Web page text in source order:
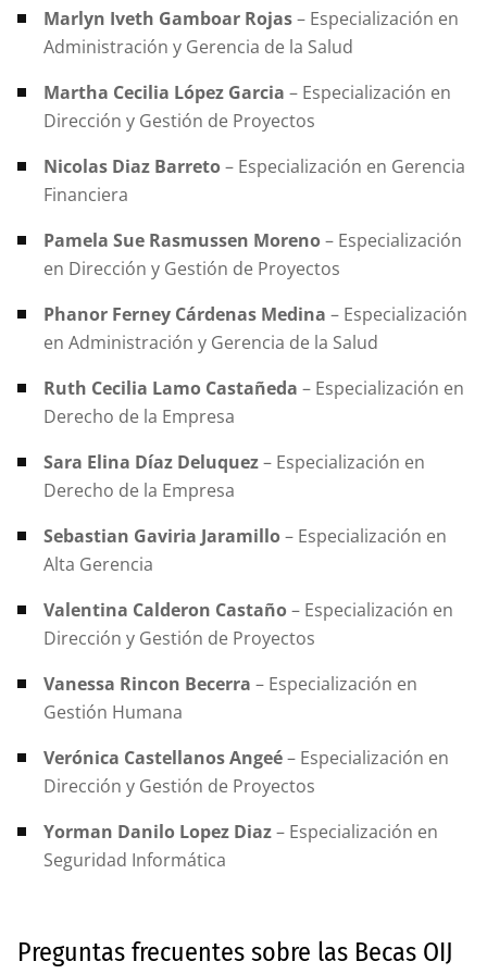
Marlyn Iveth Gamboar Rojas– Especialización en
Administración y Gerencia de la Salud
Martha Cecilia López Garcia – Especialización en
Dirección y Gestión de Proyectos
Nicolas Diaz Barreto– Especialización en Gerencia
Financiera
Pamela Sue Rasmussen Moreno– Especialización
en Dirección y Gestión de Proyectos
Phanor Ferney Cárdenas Medina – Especialización
en Administración y Gerencia de la Salud
Ruth Cecilia Lamo Castañeda – Especialización en
Derecho de la Empresa
Sara Elina Díaz Deluquez– Especialización en
Derecho de la Empresa
Sebastian Gaviria Jaramillo– Especialización en
Alta Gerencia
Valentina Calderon Castaño– Especialización en
Dirección y Gestión de Proyectos
Vanessa Rincon Becerra – Especialización en
Gestión Humana
Verónica Castellanos Angeé– Especialización en
Dirección y Gestión de Proyectos
Yorman Danilo Lopez Diaz– Especialización en
Seguridad Informática
Preguntas frecuentes sobre las Becas OIJ